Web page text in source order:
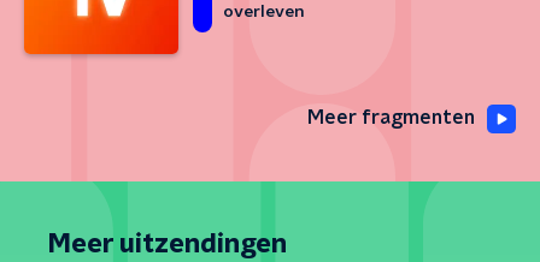
overleven
Meer fragmenten
Meer uitzendingen